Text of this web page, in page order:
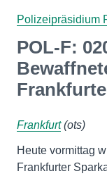
Polizeipräsidium
POL-F:
Frankfurt(ots)
Heute vormittag
Frankfurter